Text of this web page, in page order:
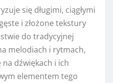
się długimi, ciągłymi
i złożone tekstury
do tradycyjnej
melodiach i rytmach,
dźwiękach i ich
elementem tego